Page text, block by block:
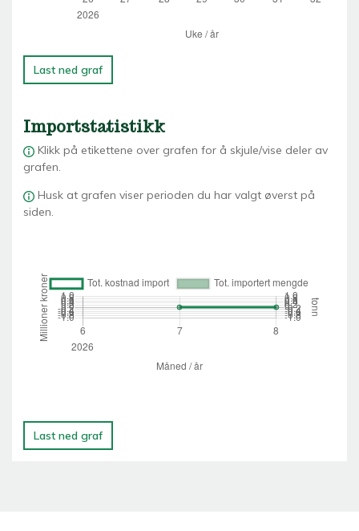
Last ned graf
Importstatistikk
Klikk på etikettene over grafen for å skjule/vise deler av
grafen.
Husk at grafen viser perioden du har valgt øverst på
siden.
Last ned graf